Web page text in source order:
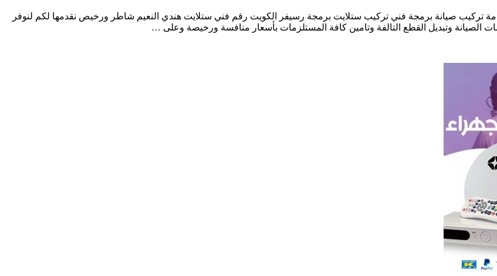
تركيب صيانة برمجة فني تركيب ستلايت برمجة رسيفر الكويت رقم فني ستلايت هندي النعيم شاطر ورخيص نقدمها لكم لنوفر
الصيانة وتبديل القطع التالفة وتامين كافة المستلزمات بأسعار منافسة ورخيصة وعلى …